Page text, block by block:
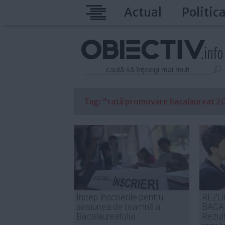
Actual
Tag: "rată promovare bacalaureat
Încep înscrierile pentru
sesiunea de toamnă a
Bacalaureatului